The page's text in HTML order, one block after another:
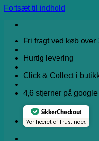
Fortsæt til indhold
Fri fragt ved køb over
Hurtig levering
Click & Collect i
4,6 stjerner på google
Sikker Checkout
Verificeret af Trustindex